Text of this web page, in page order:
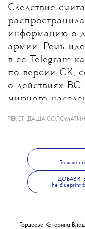
и современной
канале The
Следствие
информацию о
армии. Речь
в ее Telegram-
по версии СК,
о действиях
мирного
Какие именно
не уточнило. В
также
об объявлении
в
ТЕКСТ: ДАША
Больше
The Blueprint
Гордеева Катерина